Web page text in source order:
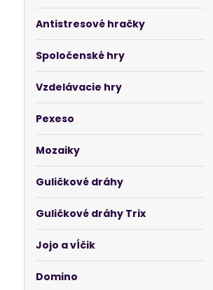
Antistresové hračky
Spoločenské hry
Vzdelávacie hry
Pexeso
Mozaiky
Guličkové dráhy
Guličkové dráhy Trix
Jojo a vĺčik
Domino